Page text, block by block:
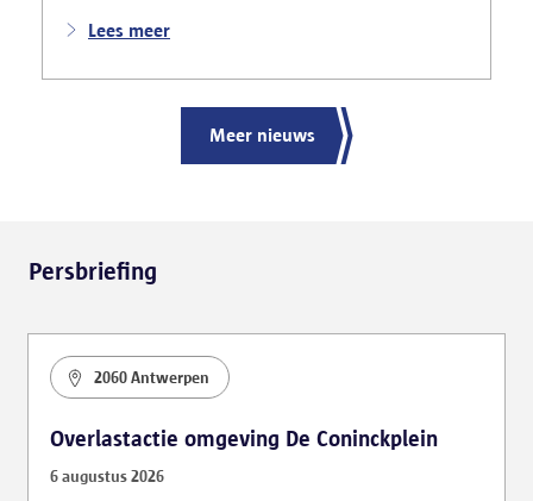
nadat meerdere weggebruikers melding hadden
ernstige verkeershinder die dat als gevolg had.
Lees meer
Meer nieuws
Persbriefing
2060 Antwerpen
Overlastactie omgeving De Coninckplein
6 augustus 2026